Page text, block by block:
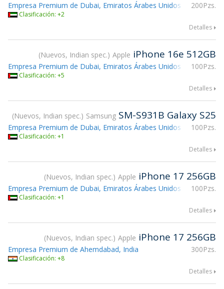
200Pzs.
Empresa Premium de Dubai, Emiratos Árabes Unidos
Clasificación: +2
Detalles
Nuevos, Indian spec. Apple iPhone 16e 512GB
100Pzs.
Empresa Premium de Dubai, Emiratos Árabes Unidos
Clasificación: +5
Detalles
Nuevos, Indian spec. Samsung SM-S931B Galaxy S25
100Pzs.
Empresa Premium de Dubai, Emiratos Árabes Unidos
Clasificación: +1
Detalles
Nuevos, Indian spec. Apple iPhone 17 256GB
100Pzs.
Empresa Premium de Dubai, Emiratos Árabes Unidos
Clasificación: +1
Detalles
Nuevos, Indian spec. Apple iPhone 17 256GB
300Pzs.
Empresa Premium de Ahemdabad, India
Clasificación: +8
Detalles